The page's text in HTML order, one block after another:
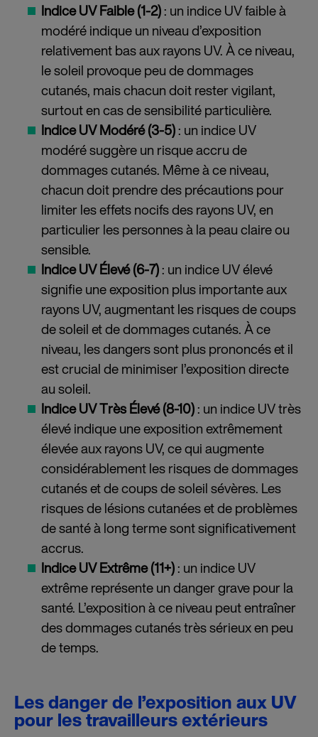
Indice UV Faible (1-2): un indice UV faible à
modéré indique un niveau d’exposition
relativement bas aux rayons UV. À ce niveau,
le soleil provoque peu de dommages
cutanés, mais chacun doit rester vigilant,
surtout en cas de sensibilité particulière.
Indice UV Modéré (3-5): un indice UV
modéré suggère un risque accru de
dommages cutanés. Même à ce niveau,
chacun doit prendre des précautions pour
limiter les effets nocifs des rayons UV, en
particulier les personnes à la peau claire ou
sensible.
Indice UV Élevé (6-7): un indice UV élevé
signifie une exposition plus importante aux
rayons UV, augmentant les risques de coups
de soleil et de dommages cutanés. À ce
niveau, les dangers sont plus prononcés et il
est crucial de minimiser l’exposition directe
au soleil.
Indice UV Très Élevé (8-10): un indice UV très
élevé indique une exposition extrêmement
élevée aux rayons UV, ce qui augmente
considérablement les risques de dommages
cutanés et de coups de soleil sévères. Les
risques de lésions cutanées et de problèmes
de santé à long terme sont significativement
accrus.
Indice UV Extrême (11+): un indice UV
extrême représente un danger grave pour la
santé. L’exposition à ce niveau peut entraîner
des dommages cutanés très sérieux en peu
de temps.
Les danger de l’exposition aux UV
pour les travailleurs extérieurs